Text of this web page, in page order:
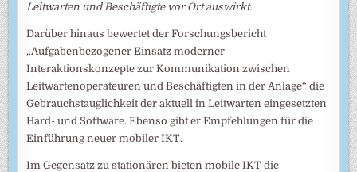
Leitwarten und Beschäftigte vor Ort auswirkt.
Darüber hinaus bewertet der Forschungsbericht
„Aufgabenbezogener Einsatz moderner
Interaktionskonzepte zur Kommunikation zwischen
Leitwartenoperateuren und Beschäftigten in der Anlage“ die
Gebrauchstauglichkeit der aktuell in Leitwarten eingesetzten
Hard- und Software. Ebenso gibt er Empfehlungen für die
Einführung neuer mobiler IKT.
Im Gegensatz zu stationären bieten mobile IKT die